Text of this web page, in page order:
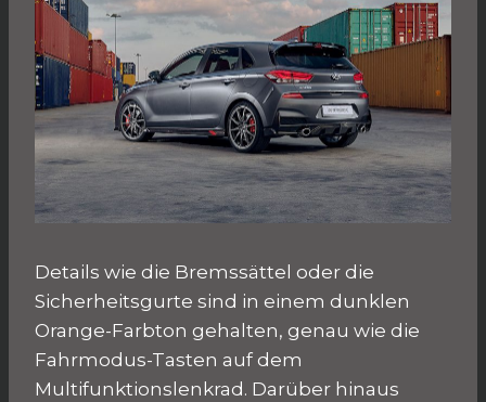
Details wie die Bremssättel oder die
Sicherheitsgurte sind in einem dunklen
Orange-Farbton gehalten, genau wie die
Fahrmodus-Tasten auf dem
Multifunktionslenkrad. Darüber hinaus